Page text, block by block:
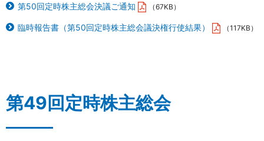
第50回定時株主総会決議ご通知 （67KB）
臨時報告書（第50回定時株主総会議決権行使結果） （117KB）
第49回定時株主総会